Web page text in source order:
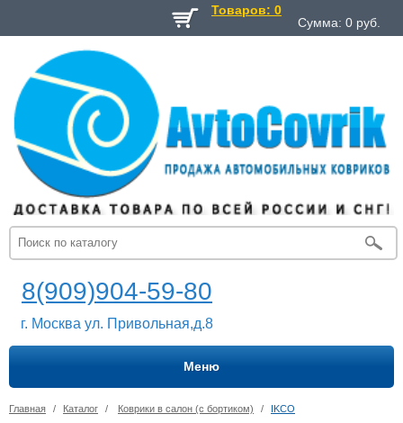
Товаров: 0
Сумма: 0 руб.
8(909)904-59-80
г. Москва ул. Привольная,д.8
Меню
Главная / Каталог / Коврики в салон (с бортиком) / IKCO